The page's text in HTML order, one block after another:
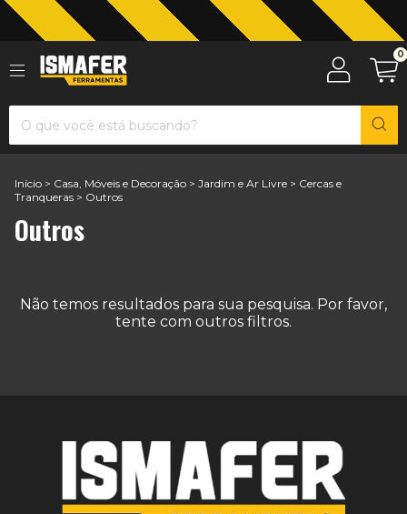
Jardinagem com The Black Tools 0
Início > Casa, Móveis e Decoração > Jardim e Ar Livre > Cercas e
Tranqueras > Outros
Outros
Não temos resultados para sua pesquisa. Por favor,
tente com outros filtros.